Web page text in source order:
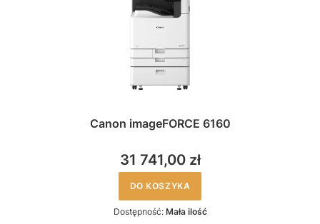
Canon imageFORCE 6160
31 741,00 zł
DO KOSZYKA
Dostępność: Mała ilość